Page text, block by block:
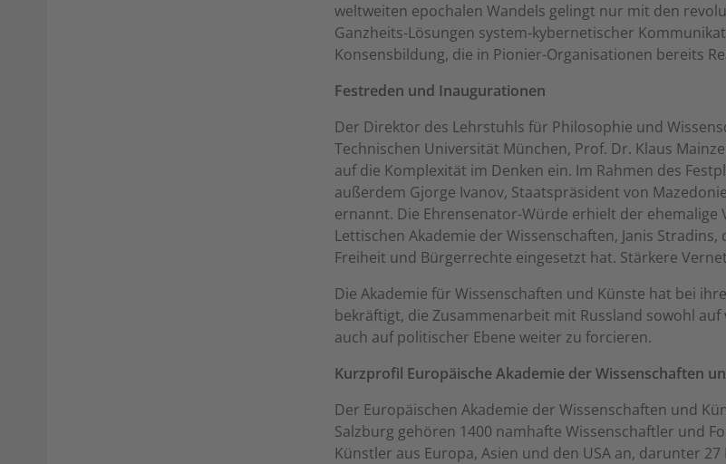
weltweiten epochalen Wandels gelingt nur mit den
Ganzheits-Lösungen system-kybernetischer
Konsensbildung, die in Pionier-Organisationen bereits
Festreden und Inaugurationen
Der Direktor des Lehrstuhls für Philosophie und
Technischen Universität München, Prof. Dr. Klaus
auf die Komplexität im Denken ein. Im Rahmen des
außerdem Gjorge Ivanov, Staatspräsident von
ernannt. Die Ehrensenator-Würde erhielt der ehemalige
Lettischen Akademie der Wissenschaften, Janis
Freiheit und Bürgerrechte eingesetzt hat. Stärkere
Die Akademie für Wissenschaften und Künste hat bei
bekräftigt, die Zusammenarbeit mit Russland sowohl auf
auch auf politischer Ebene weiter zu forcieren.
Kurzprofil Europäische Akademie der Wissenschaften
Der Europäischen Akademie der Wissenschaften und
Salzburg gehören 1400 namhafte Wissenschaftler und
Künstler aus Europa, Asien und den USA an, darunter